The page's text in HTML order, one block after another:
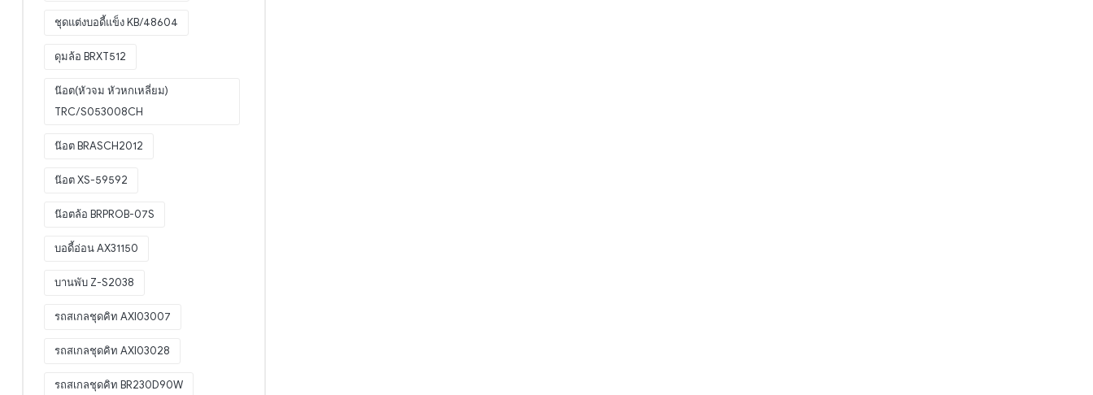
ชุดแต่งบอดี้แข็ง KB/48604
ดุมล้อ BRXT512
น๊อต(หัวจม หัวหกเหลี่ยม)
TRC/S053008CH
น๊อต BRASCH2012
น๊อต XS-59592
น๊อตล้อ BRPROB-07S
บอดี้อ่อน AX31150
บานพับ Z-S2038
รถสเกลชุดคิท AXI03007
รถสเกลชุดคิท AXI03028
รถสเกลชุดคิท BR230D90W